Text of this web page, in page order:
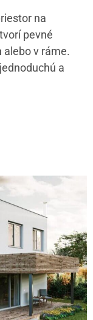
na
pevné
alebo v ráme.
a